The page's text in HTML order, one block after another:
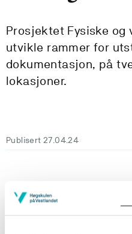
Prosjektet Fysiske og
utvikle rammer for
dokumentasjon, på
lokasjoner.
Publisert 27.04.24
Fysiske og virtuelle
forankring i